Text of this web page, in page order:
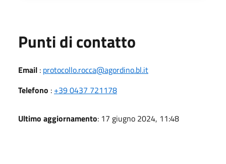
Punti di contatto
Email : protocollo.rocca@agordino.bl.it
Telefono : +39 0437 721178
Ultimo aggiornamento: 17 giugno 2024, 11:48